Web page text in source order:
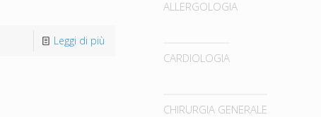
Leggi di più
ALLERGOLOGIA
CARDIOLOGIA
CHIRURGIA GENERALE